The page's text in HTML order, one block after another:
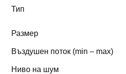
Тип
Размер
Въздушен поток (min – max)
Ниво на шум